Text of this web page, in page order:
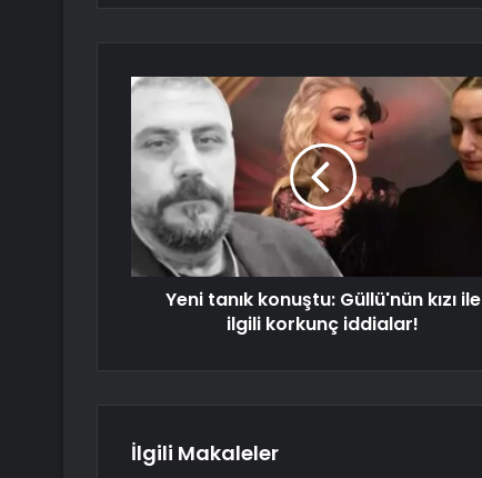
Yeni tanık konuştu: Güllü'nün kızı ile
ilgili korkunç iddialar!
İlgili Makaleler